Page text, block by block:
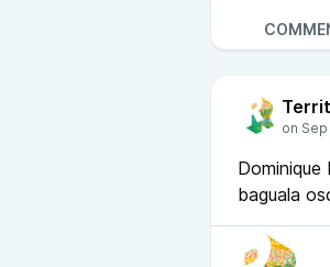
Dominique
baguala